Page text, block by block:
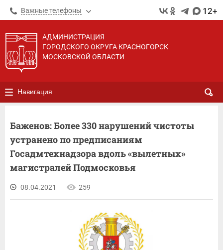
Важные телефоны 12+
АДМИНИСТРАЦИЯ
ГОРОДСКОГО ОКРУГА КРАСНОГОРСК
МОСКОВСКОЙ ОБЛАСТИ
Навигация
Баженов: Более 330 нарушений чистоты
устранено по предписаниям
Госадмтехнадзора вдоль «вылетных»
магистралей Подмосковья
08.04.2021 259